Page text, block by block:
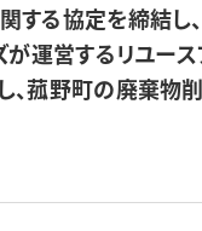
る協定を締結し
運営するリユース
、菰野町の廃棄